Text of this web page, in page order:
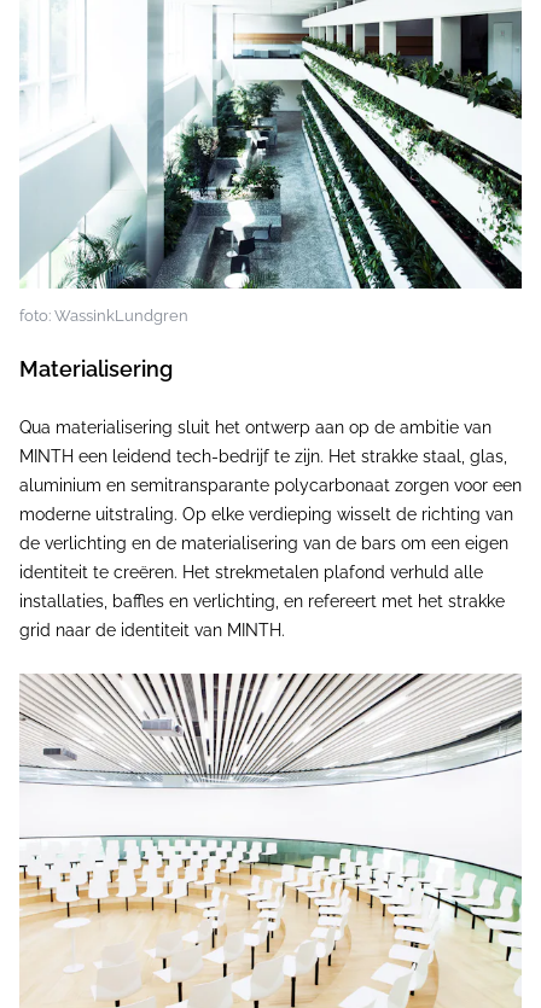
foto: WassinkLundgren
Materialisering
Qua materialisering sluit het ontwerp aan op de ambitie van
MINTH een leidend tech-bedrijf te zijn. Het strakke staal, glas,
aluminium en semitransparante polycarbonaat zorgen voor een
moderne uitstraling. Op elke verdieping wisselt de richting van
de verlichting en de materialisering van de bars om een eigen
identiteit te creëren. Het strekmetalen plafond verhuld alle
installaties, baffles en verlichting, en refereert met het strakke
grid naar de identiteit van MINTH.